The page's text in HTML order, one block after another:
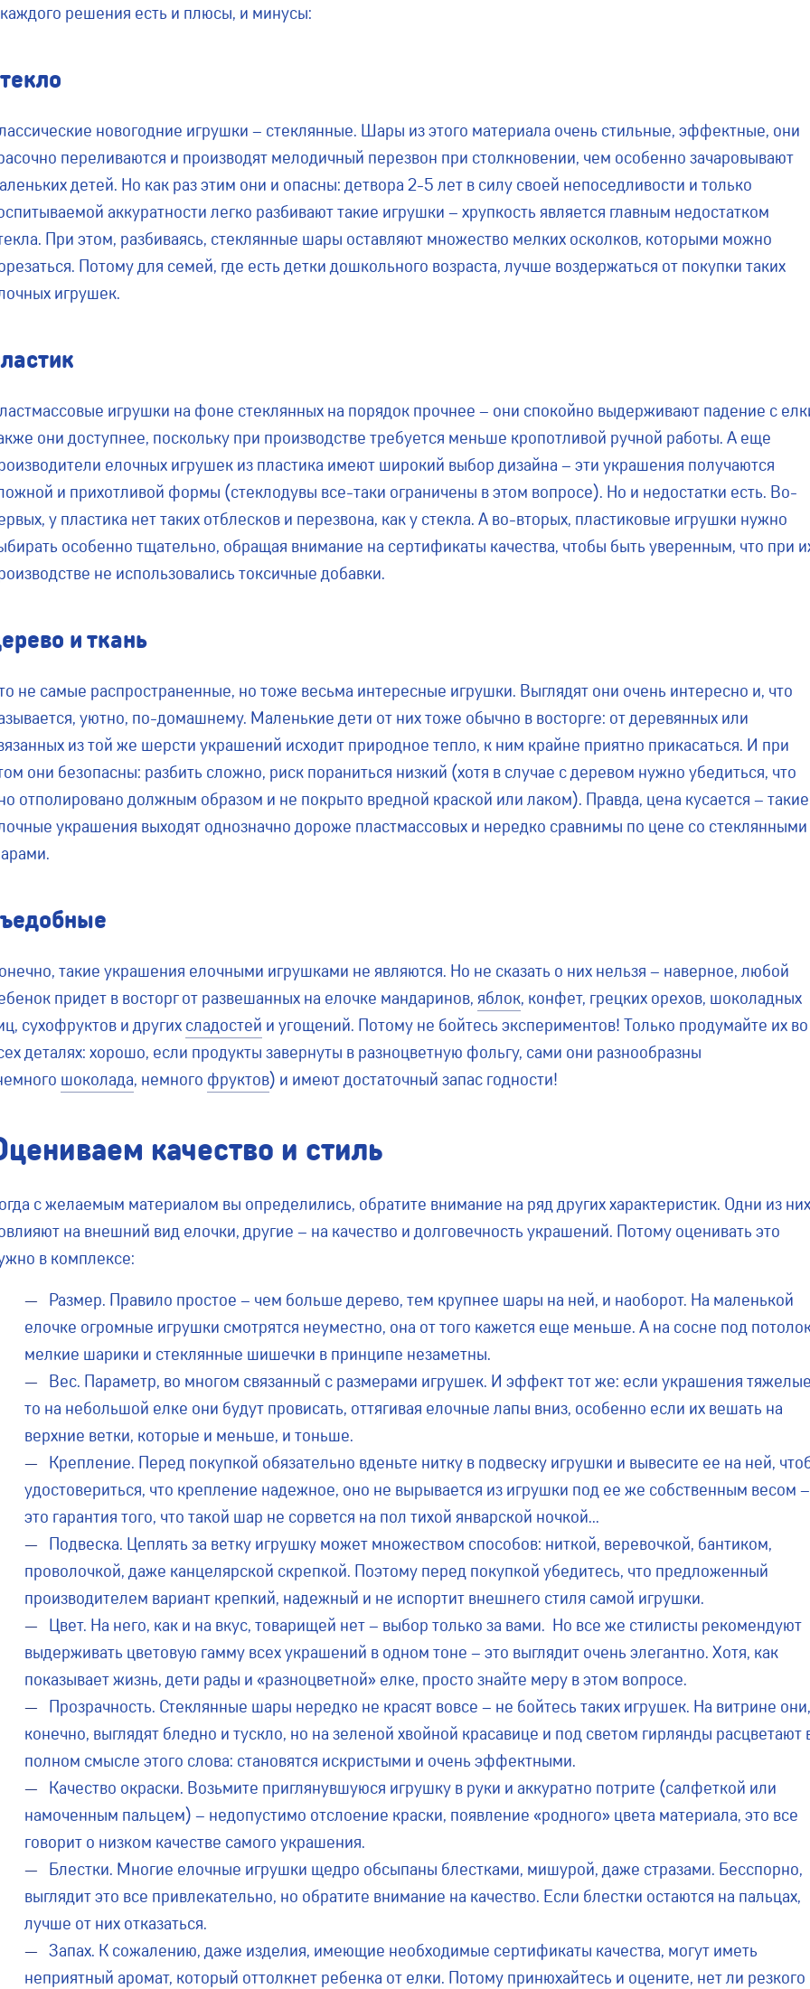
решения есть и плюсы, и минусы:
новогодние игрушки – стеклянные. Шары из этого материала очень стильные, эффектные, они
переливаются и производят мелодичный перезвон при столкновении, чем особенно зачаровывают
детей. Но как раз этим они и опасны: детвора 2-5 лет в силу своей непоседливости и только
аккуратности легко разбивают такие игрушки – хрупкость является главным недостатком
При этом, разбиваясь, стеклянные шары оставляют множество мелких осколков, которыми можно
Потому для семей, где есть детки дошкольного возраста, лучше воздержаться от покупки таких
игрушек.
игрушки на фоне стеклянных на порядок прочнее – они спокойно выдерживают падение с
они доступнее, поскольку при производстве требуется меньше кропотливой ручной работы. А еще
елочных игрушек из пластика имеют широкий выбор дизайна – эти украшения получаются
и прихотливой формы (стеклодувы все-таки ограничены в этом вопросе). Но и недостатки есть. Во-
у пластика нет таких отблесков и перезвона, как у стекла. А во-вторых, пластиковые игрушки нужно
особенно тщательно, обращая внимание на сертификаты качества, чтобы быть уверенным, что при
не использовались токсичные добавки.
и ткань
не самые распространенные, но тоже весьма интересные игрушки. Выглядят они очень интересно и, что
уютно, по-домашнему. Маленькие дети от них тоже обычно в восторге: от деревянных или
из той же шерсти украшений исходит природное тепло, к ним крайне приятно прикасаться. И при
они безопасны: разбить сложно, риск пораниться низкий (хотя в случае с деревом нужно убедиться, что
отполировано должным образом и не покрыто вредной краской или лаком). Правда, цена кусается – такие
украшения выходят однозначно дороже пластмассовых и нередко сравнимы по цене со стеклянными
такие украшения елочными игрушками не являются. Но не сказать о них нельзя – наверное, любой
придет в восторг от развешанных на елочке мандаринов,яблок, конфет, грецких орехов, шоколадных
сухофруктов и другихсладостей и угощений. Потому не бойтесь экспериментов! Только продумайте их во
деталях: хорошо, если продукты завернуты в разноцветную фольгу, сами они разнообразны
шоколада, немного фруктов) и имеют достаточный запас годности!
качество и стиль
с желаемым материалом вы определились, обратите внимание на ряд других характеристик. Одни из
на внешний вид елочки, другие – на качество и долговечность украшений. Потому оценивать это
в комплексе:
Размер. Правило простое – чем больше дерево, тем крупнее шары на ней, и наоборот. На маленькой
елочке огромные игрушки смотрятся неуместно, она от того кажется еще меньше. А на сосне под
мелкие шарики и стеклянные шишечки в принципе незаметны.
Вес. Параметр, во многом связанный с размерами игрушек. И эффект тот же: если украшения
то на небольшой елке они будут провисать, оттягивая елочные лапы вниз, особенно если их вешать на
верхние ветки, которые и меньше, и тоньше.
Крепление. Перед покупкой обязательно вденьте нитку в подвеску игрушки и вывесите ее на ней,
удостовериться, что крепление надежное, оно не вырывается из игрушки под ее же собственным весом –
это гарантия того, что такой шар не сорвется на пол тихой январской ночкой…
Подвеска. Цеплять за ветку игрушку может множеством способов: ниткой, веревочкой, бантиком,
проволочкой, даже канцелярской скрепкой. Поэтому перед покупкой убедитесь, что предложенный
производителем вариант крепкий, надежный и не испортит внешнего стиля самой игрушки.
Цвет. На него, как и на вкус, товарищей нет – выбор только за вами. Но все же стилисты рекомендуют
выдерживать цветовую гамму всех украшений в одном тоне – это выглядит очень элегантно. Хотя, как
показывает жизнь, дети рады и «разноцветной» елке, просто знайте меру в этом вопросе.
Прозрачность. Стеклянные шары нередко не красят вовсе – не бойтесь таких игрушек. На витрине
конечно, выглядят бледно и тускло, но на зеленой хвойной красавице и под светом гирлянды расцветают
полном смысле этого слова: становятся искристыми и очень эффектными.
Качество окраски. Возьмите приглянувшуюся игрушку в руки и аккуратно потрите (салфеткой или
намоченным пальцем) – недопустимо отслоение краски, появление «родного» цвета материала, это все
говорит о низком качестве самого украшения.
Блестки. Многие елочные игрушки щедро обсыпаны блестками, мишурой, даже стразами. Бесспорно,
выглядит это все привлекательно, но обратите внимание на качество. Если блестки остаются на пальцах,
лучше от них отказаться.
Запах. К сожалению, даже изделия, имеющие необходимые сертификаты качества, могут иметь
неприятный аромат, который оттолкнет ребенка от елки. Потому принюхайтесь и оцените, нет ли резкого